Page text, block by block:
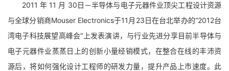
2011 年 11 月 30日－半导体与电子元器件业顶尖工程设计资源
与全球分销商Mouser Electronics于11月23日在台北举办的“2012台
湾电子科技展望高峰会”上发表演讲，与行业先进分享目前半导体与
电子元器件业蒸蒸日上的创新小量经销模式，在整合在线的丰沛资
源后，将如何强化设计工程师的研发力量，提升产品上市速度。此